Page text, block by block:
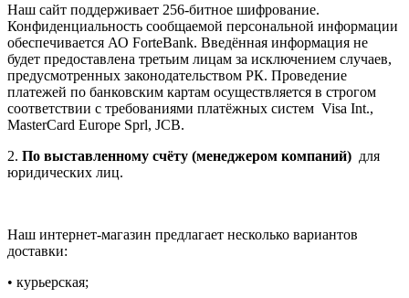
Наш сайт поддерживает 256-битное шифрование.
Конфиденциальность сообщаемой персональной информации
обеспечивается АО ForteBank. Введённая информация не
будет предоставлена третьим лицам за исключением случаев,
предусмотренных законодательством РК. Проведение
платежей по банковским картам осуществляется в строгом
соответствии с требованиями платёжных систем Visa Int.,
MasterCard Europe Sprl, JCB.
2. По выставленному счёту (менеджером компаний) для
юридических лиц.
Наш интернет-магазин предлагает несколько вариантов
доставки:
• курьерская;